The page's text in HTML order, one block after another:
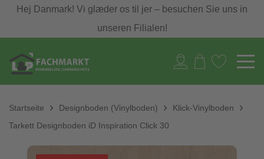
Hej Danmark! Vi glæder os til jer – besuchen Sie uns in
unseren Filialen!
Startseite Designboden (Vinylboden)
Klick-Vinylboden
Tarkett Designboden iD Inspiration Click 30